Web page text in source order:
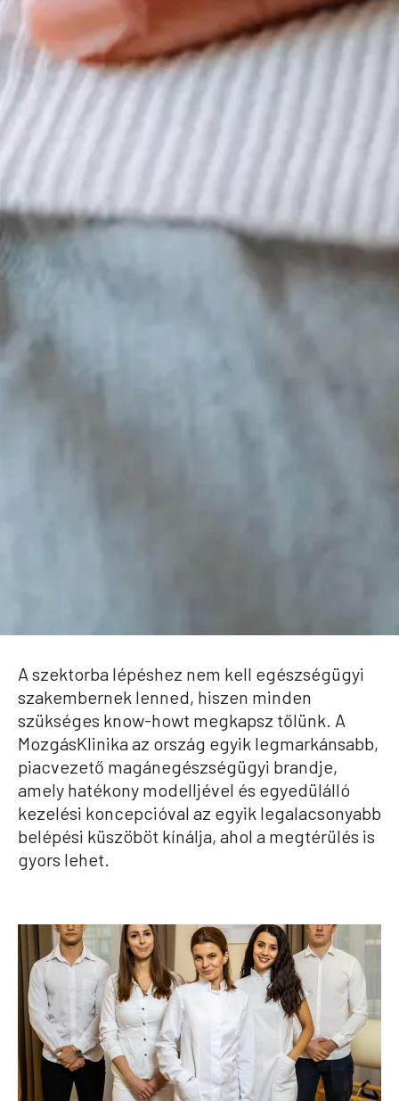
A szektorba lépéshez nem kell egészségügyi
szakembernek lenned, hiszen minden
szükséges know-howt megkapsz tőlünk. A
MozgásKlinika az ország egyik legmarkánsabb,
piacvezető magánegészségügyi brandje,
amely hatékony modelljével és egyedülálló
kezelési koncepcióval az egyik legalacsonyabb
belépési küszöböt kínálja, ahol a megtérülés is
gyors lehet.